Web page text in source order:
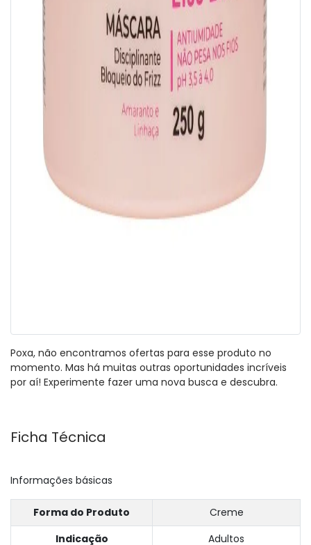
Poxa, não encontramos ofertas para esse produto no
momento. Mas há muitas outras oportunidades incríveis
por aí! Experimente fazer uma nova busca e descubra.
Ficha Técnica
Informações básicas
Forma do Produto
Creme
Indicação
Adultos